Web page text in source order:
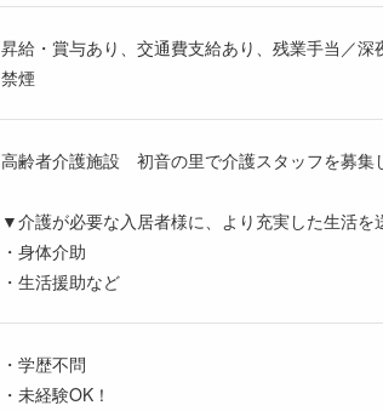
昇給・賞与あり、交通費支給あり、残業手当／
禁煙
高齢者介護施設 初音の里で介護スタッフを募集
▼介護が必要な入居者様に、より充実した生活
・身体介助
・生活援助など
・学歴不問
・未経験OK！